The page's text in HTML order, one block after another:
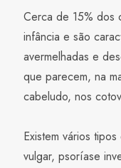
Cerca de 15% dos
infância e são
avermelhadas e
que parecem, na
cabeludo, nos
Existem vários
vulgar, psoríase